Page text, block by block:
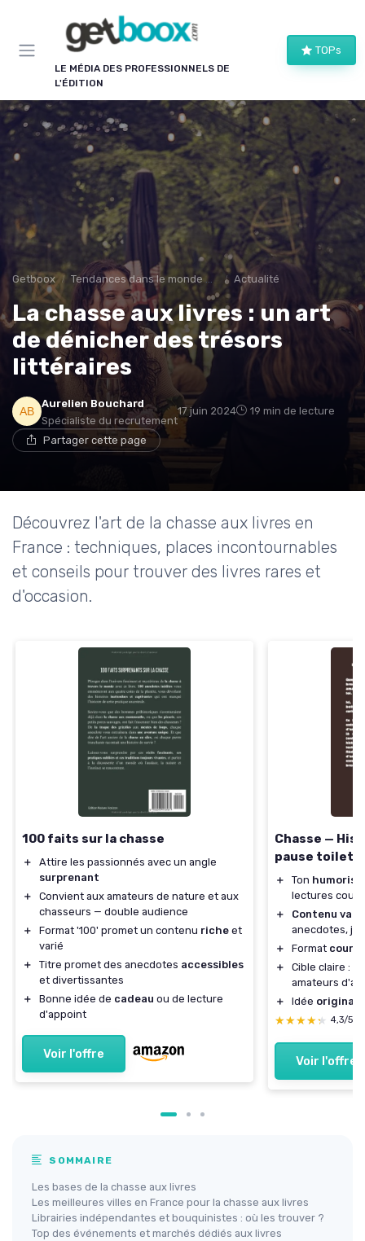
LE MÉDIA DES PROFESSIONNELS DE
L'ÉDITION
TOPs
Getboox Tendances dans le monde du livre Actualité
La chasse aux livres : un art
de dénicher des trésors
littéraires
Aurelien Bouchard
Spécialiste du recrutement
17 juin 2024 19 min de lecture
Partager cette page
Découvrez l'art de la chasse aux livres en
France : techniques, places incontournables
et conseils pour trouver des livres rares et
d'occasion.
100 faits sur la chasse
＋
Attire les passionnés avec un angle
surprenant
＋
Convient aux amateurs de nature et aux
chasseurs — double audience
＋
Format '100' promet un contenu riche et
varié
＋
Titre promet des anecdotes accessibles
et divertissantes
＋
Bonne idée de cadeau ou de lecture
d'appoint
Voir l'offre
Chasse —
pause
＋ Ton
lectures
＋
Contenu
anecdotes,
＋
Format court
＋
Cible claire :
amateurs
＋
Idée originale
★★★★★
★★★★★ 4,3/5
Voir l'offre
SOMMAIRE
Les bases de la chasse aux livres
Les meilleures villes en France pour la chasse aux livres
Librairies indépendantes et bouquinistes : où les trouver ?
Top des événements et marchés dédiés aux livres